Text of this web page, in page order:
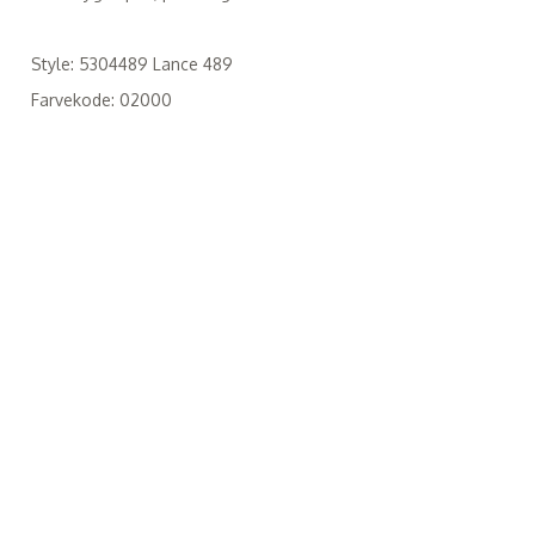
Style: 5304489 Lance 489
Farvekode: 02000